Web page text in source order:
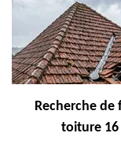
Recherche de
toiture 16